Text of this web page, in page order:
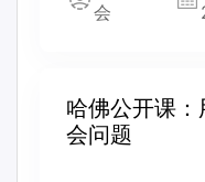
会
哈佛公开课
会问题